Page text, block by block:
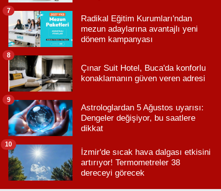
Radikal Eğitim Kurumları'ndan
mezun adaylarına avantajlı yeni
dönem kampanyası
7
Çınar Suit Hotel, Buca'da konforlu
konaklamanın güven veren adresi
8
Astrologlardan 5 Ağustos uyarısı:
Dengeler değişiyor, bu saatlere
dikkat
9
İzmir'de sıcak hava dalgası etkisini
artırıyor! Termometreler 38
dereceyi görecek
10